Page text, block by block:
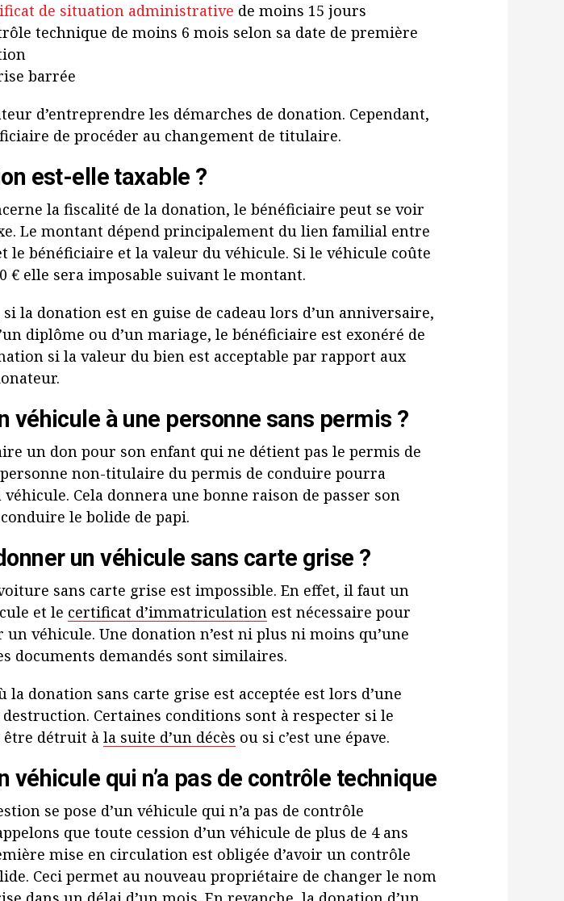
de situation administrative de moins 15 jours
technique de moins 6 mois selon sa date de première
barrée
d’entreprendre les démarches de donation. Cependant,
de procéder au changement de titulaire.
est-elle taxable ?
la fiscalité de la donation, le bénéficiaire peut se voir
Le montant dépend principalement du lien familial entre
le bénéficiaire et la valeur du véhicule. Si le véhicule coûte
€ elle sera imposable suivant le montant.
la donation est en guise de cadeau lors d’un anniversaire,
diplôme ou d’un mariage, le bénéficiaire est exonéré de
si la valeur du bien est acceptable par rapport aux
véhicule à une personne sans permis ?
un don pour son enfant qui ne détient pas le permis de
non-titulaire du permis de conduire pourra
Cela donnera une bonne raison de passer son
le bolide de papi.
un véhicule sans carte grise ?
sans carte grise est impossible. En effet, il faut un
et le certificat d’immatriculationest nécessaire pour
véhicule. Une donation n’est ni plus ni moins qu’une
documents demandés sont similaires.
la donation sans carte grise est acceptée est lors d’une
Certaines conditions sont à respecter si le
détruit à la suite d’un décès ou si c’est une épave.
véhicule qui n’a pas de contrôle technique
se pose d’un véhicule qui n’a pas de contrôle
que toute cession d’un véhicule de plus de 4 ans
mise en circulation est obligée d’avoir un contrôle
Ceci permet au nouveau propriétaire de changer le nom